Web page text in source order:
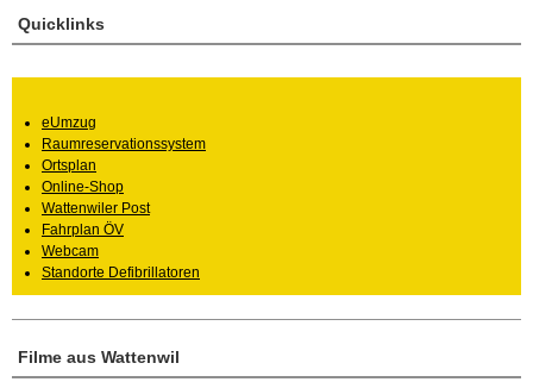
Filme aus Wattenwil
Quicklinks
eUmzug
Raumreservationssystem
Ortsplan
Online-Shop
Wattenwiler Post
Fahrplan ÖV
Webcam
Standorte Defibrillatoren